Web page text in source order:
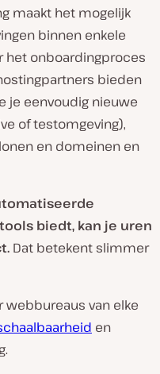
maakt het mogelijk
binnen enkele
het onboardingproces
bieden
je eenvoudig nieuwe
of testomgeving),
en domeinen en
biedt, kan je uren
Dat betekent slimmer
webbureaus van elke
en